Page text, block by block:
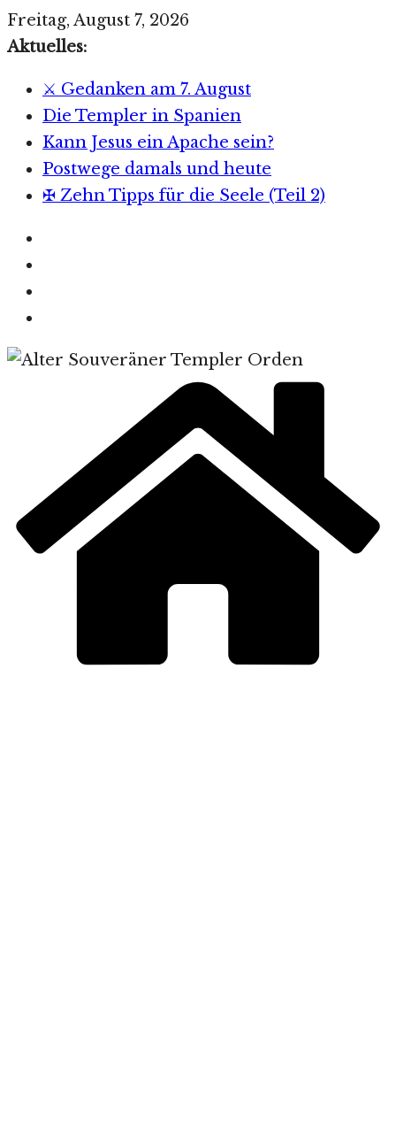
Zum
Inhalt
Freitag, August 7, 2026
Aktuelles:
⚔️ Gedanken am 7. August
Die Templer in Spanien
Kann Jesus ein Apache sein?
Postwege damals und heute
✠ Zehn Tipps für die Seele (Teil 2)